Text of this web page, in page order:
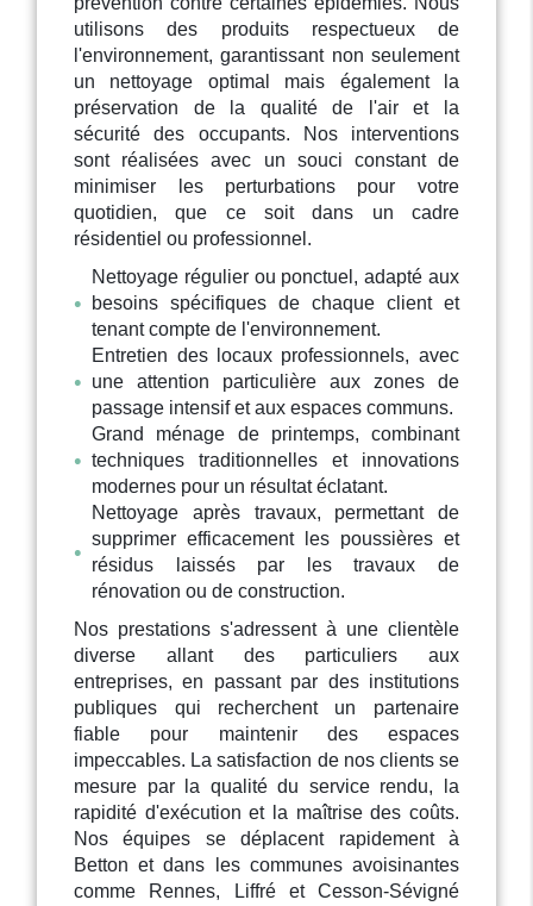
utilisons des produits respectueux de
l'environnement, garantissant non seulement
un nettoyage optimal mais également la
préservation de la qualité de l'air et la
sécurité des occupants. Nos interventions
sont réalisées avec un souci constant de
minimiser les perturbations pour votre
quotidien, que ce soit dans un cadre
résidentiel ou professionnel.
Nettoyage régulier ou ponctuel, adapté aux
besoins spécifiques de chaque client et
tenant compte de l'environnement.
Entretien des locaux professionnels, avec
une attention particulière aux zones de
passage intensif et aux espaces communs.
Grand ménage de printemps, combinant
techniques traditionnelles et innovations
modernes pour un résultat éclatant.
Nettoyage après travaux, permettant de
supprimer efficacement les poussières et
résidus laissés par les travaux de
rénovation ou de construction.
Nos prestations s'adressent à une clientèle
diverse allant des particuliers aux
entreprises, en passant par des institutions
publiques qui recherchent un partenaire
fiable pour maintenir des espaces
impeccables. La satisfaction de nos clients se
mesure par la qualité du service rendu, la
rapidité d'exécution et la maîtrise des coûts.
Nos équipes se déplacent rapidement à
Betton et dans les communes avoisinantes
comme Rennes, Liffré et Cesson-Sévigné